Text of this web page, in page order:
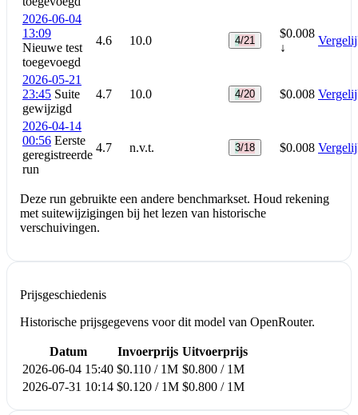
2026-06-04
13:09
Nieuwe test
toegevoegd
4.6 10.0 4/21
$0.008
↓
2026-05-21
23:45 Suite
gewijzigd
4.7 10.0 4/20 $0.008
2026-04-14
00:56 Eerste
geregistreerde
run
4.7 n.v.t. 3/18 $0.008
Deze run gebruikte een andere benchmarkset. Houd rekening
met suitewijzigingen bij het lezen van historische
verschuivingen.
Prijsgeschiedenis
Historische prijsgegevens voor dit model van OpenRouter.
Datum Invoerprijs Uitvoerprijs
2026-06-04 15:40 $0.110 / 1M $0.800 / 1M
2026-07-31 10:14 $0.120 / 1M $0.800 / 1M